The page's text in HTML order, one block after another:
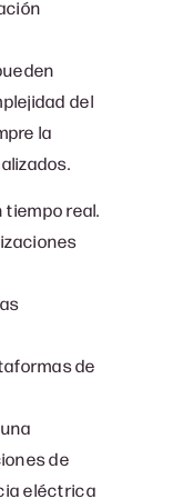
del
la
real.
de
de
eléctrica